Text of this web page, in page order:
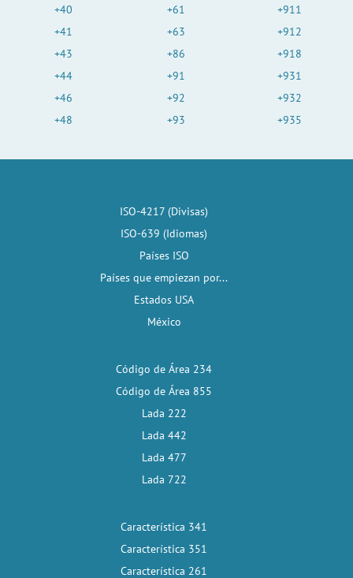
+40
+41
+43
+44
+46
+48
+61
+63
+86
+91
+92
+93
+911
+912
+918
+931
+932
+935
ISO-4217 (Divisas)
ISO-639 (Idiomas)
Países ISO
Países que empiezan por...
Estados USA
México
Código de Área 234
Código de Área 855
Lada 222
Lada 442
Lada 477
Lada 722
Característica 341
Característica 351
Característica 261